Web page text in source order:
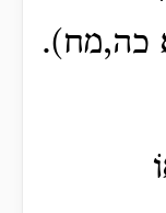
כה,מח).